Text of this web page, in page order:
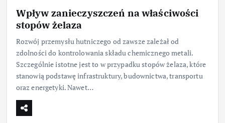
Wpływ zanieczyszczeń na właściwości
stopów żelaza
Rozwój przemysłu hutniczego od zawsze zależał od
zdolności do kontrolowania składu chemicznego metali.
Szczególnie istotne jest to w przypadku stopów żelaza, które
stanowią podstawę infrastruktury, budownictwa, transportu
oraz energetyki. Nawet…